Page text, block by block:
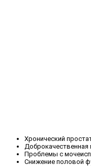
Хронический
Доброкачественная
Проблемы с
Снижение половой